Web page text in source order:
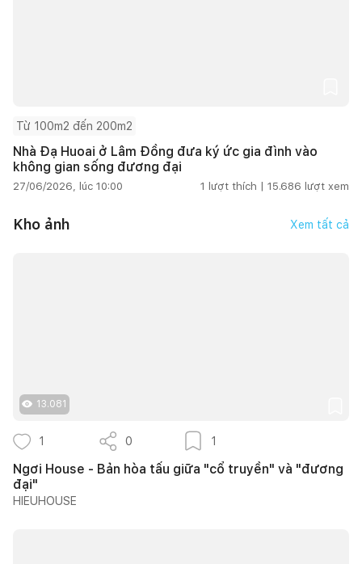
Từ 100m2 đến 200m2
Nhà Đạ Huoai ở Lâm Đồng đưa ký ức gia đình vào
không gian sống đương đại
27/06/2026, lúc 10:00 1 lượt thích | 15.686 lượt xem
Kho ảnh Xem tất cả
13.081
1 0 1
Ngơi House - Bản hòa tấu giữa "cổ truyền" và "đương
đại"
HIEUHOUSE